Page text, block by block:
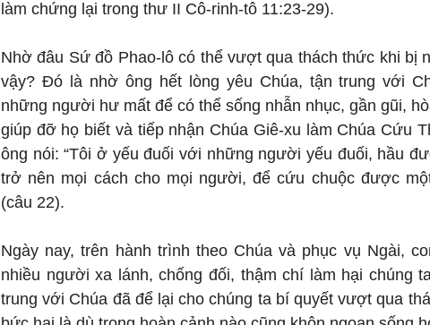
làm chứng lại trong thư II Cô-rinh-tô 11:23-29).
Nhờ đâu Sứ đồ Phao-lô có thể vượt qua thách thức khi bị
vậy? Đó là nhờ ông hết lòng yêu Chúa, tận trung với
những người hư mất để có thể sống nhẫn nhục, gần gũi,
giúp đỡ họ biết và tiếp nhận Chúa Giê-xu làm Chúa Cứu
ông nói: “Tôi ở yếu đuối với những người yếu đuối, hầu
trở nên mọi cách cho mọi người, để cứu chuộc được
(câu 22).
Ngày nay, trên hành trình theo Chúa và phục vụ Ngài,
nhiều người xa lánh, chống đối, thậm chí làm hại chúng
trung với Chúa đã để lại cho chúng ta bí quyết vượt qua